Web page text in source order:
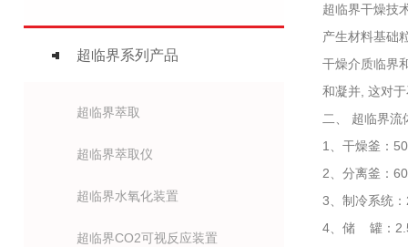
超临界系列产品
超临界萃取
超临界萃取仪
超临界水氧化装置
超临界CO2可视反应装置
超临界干燥技
产生材料基础
干燥介质临界
和凝并, 这对
二、 超临界流
1、干燥釜：
2、分离釜：
3、制冷系统
4、储 罐：